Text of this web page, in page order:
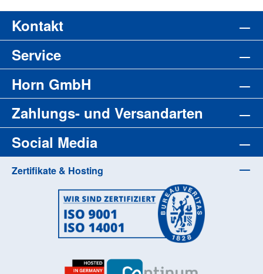
Kontakt
Service
Horn GmbH
Zahlungs- und Versandarten
Social Media
Zertifikate & Hosting